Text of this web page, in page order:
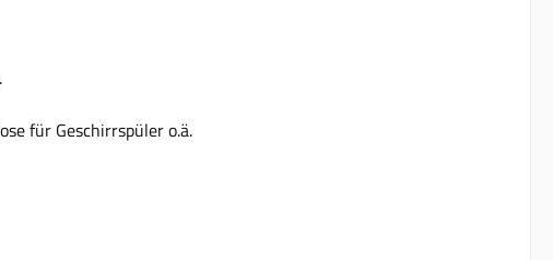
für Geschirrspüler o.ä.